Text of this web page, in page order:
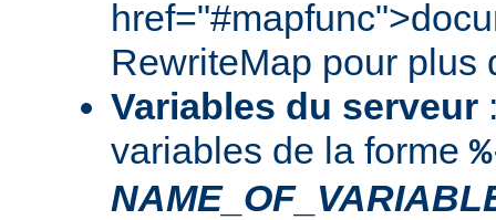
RewriteMap pour plus
Variables du serveur
variables de la forme